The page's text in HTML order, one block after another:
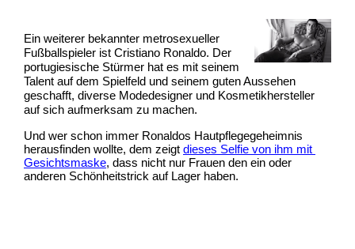
Ein weiterer bekannter metrosexueller
Fußballspieler ist Cristiano Ronaldo. Der
portugiesische Stürmer hat es mit seinem
Talent auf dem Spielfeld und seinem guten Aussehen
geschafft, diverse Modedesigner und Kosmetikhersteller
auf sich aufmerksam zu machen.
Und wer schon immer Ronaldos Hautpflegegeheimnis
herausfinden wollte, dem zeigt dieses Selfie von ihm mit
Gesichtsmaske, dass nicht nur Frauen den ein oder
anderen Schönheitstrick auf Lager haben.